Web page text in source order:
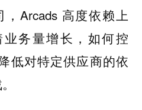
Arcads 高度依赖上
务量增长，如何控
低对特定供应商的依